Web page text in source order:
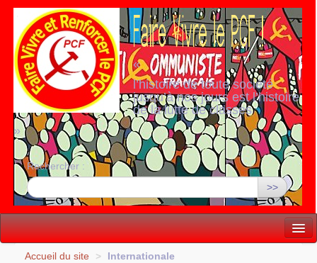
«
l’histoire de toute société
jusqu’à nos jours est l’histoire
de la lutte de classes
»
Rechercher :
>>
Vie politique
Accueil du site > Internationale